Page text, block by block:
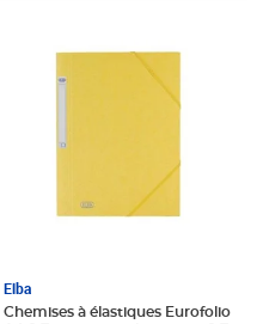
Elba
Chemises à élastiques Eurofolio